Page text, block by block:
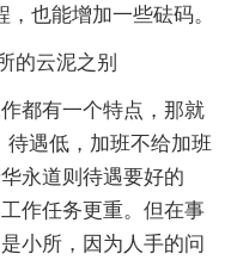
也能增加一些砝码。
云泥之别
都有一个特点，那就
遇低，加班不给加班
永道则待遇要好的
作任务更重。但在事
小所，因为人手的问